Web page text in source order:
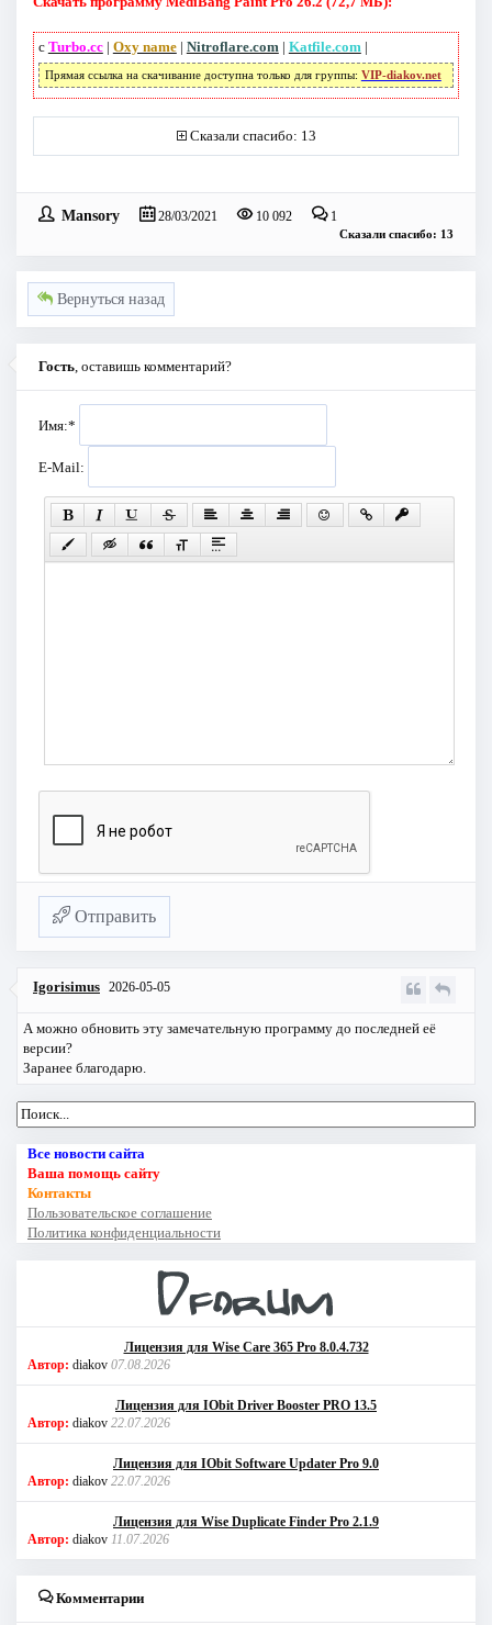
с Turbo.cc| Oxy name| Nitroflare.com| Katfile.com|
Прямая ссылка на скачивание доступна только для группы: VIP-diakov.net
Сказали спасибо: 13
Mansory 28/03/2021 10 092 1
Сказали спасибо: 13
Вернуться назад
Гость, оставишь комментарий?
Имя:*
E-Mail:
Отправить
Igorisimus 2026-05-05
А можно обновить эту замечательную программу до последней её
версии?
Заранее благодарю.
Все новости сайта
Ваша помощь сайту
Контакты
Пользовательское соглашение
Политика конфиденциальности
Лицензия для Wise Care 365 Pro 8.0.4.732
Автор: diakov 07.08.2026
Лицензия для IObit Driver Booster PRO 13.5
Автор: diakov 22.07.2026
Лицензия для IObit Software Updater Pro 9.0
Автор: diakov 22.07.2026
Лицензия для Wise Duplicate Finder Pro 2.1.9
Автор: diakov 11.07.2026
Комментарии